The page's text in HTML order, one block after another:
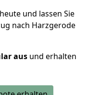
und lassen Sie
nach Harzgerode
aus und erhalten